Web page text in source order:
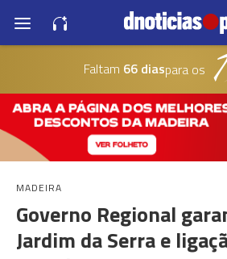
Faltam 66 diaspara os
MADEIRA
Governo Regional
Jardim da Serra e